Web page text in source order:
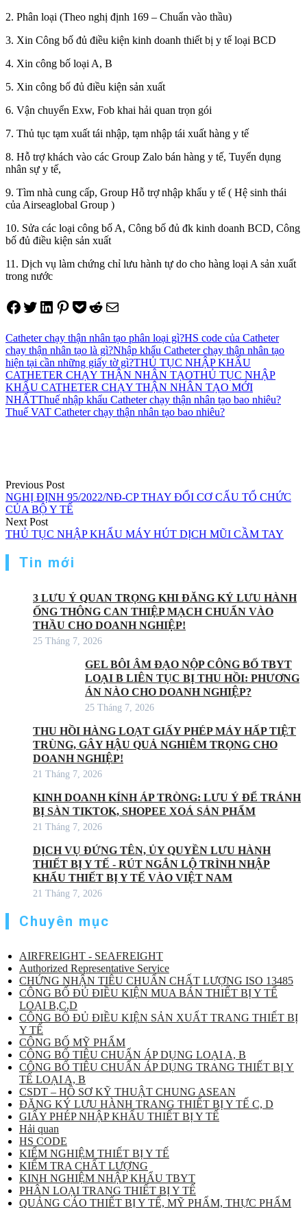
2. Phân loại (Theo nghị định 169 – Chuẩn vào thầu)
3. Xin Công bố đủ điều kiện kinh doanh thiết bị y tế loại BCD
4. Xin công bố loại A, B
5. Xin công bố đủ điều kiện sản xuất
6. Vận chuyển Exw, Fob khai hải quan trọn gói
7. Thủ tục tạm xuất tái nhập, tạm nhập tái xuất hàng y tế
8. Hỗ trợ khách vào các Group Zalo bán hàng y tế, Tuyển dụng
nhân sự y tế,
9. Tìm nhà cung cấp, Group Hỗ trợ nhập khẩu y tế ( Hệ sinh thái
của Airseaglobal Group )
10. Sửa các loại công bố A, Công bố đủ đk kinh doanh BCD, Công
bố đủ điều kiện sản xuất
11. Dịch vụ làm chứng chỉ lưu hành tự do cho hàng loại A sản xuất
trong nước
Share on Facebook
Tweet on Twitter
Share on LinkedIn
Pin on Pinterest
Save to pocket
Share on Reddit
Share via Email
Catheter chạy thận nhân tạo phân loại gì?HS code của Catheter
chạy thận nhân tạo là gì?Nhập khẩu Catheter chạy thận nhân tạo
hiện tại cần những giấy tờ gì?THỦ TỤC NHẬP KHẨU
CATHETER CHẠY THẬN NHÂN TẠOTHỦ TỤC NHẬP
KHẨU CATHETER CHẠY THẬN NHÂN TẠO MỚI
NHẤTThuế nhập khẩu Catheter chạy thận nhân tạo bao nhiêu?
Thuế VAT Catheter chạy thận nhân tạo bao nhiêu?
viết
Previous Post
NGHỊ ĐỊNH 95/2022/NĐ-CP THAY ĐỔI CƠ CẤU TỔ CHỨC
CỦA BỘ Y TẾ
Next Post
THỦ TỤC NHẬP KHẨU MÁY HÚT DỊCH MŨI CẦM TAY
Tin mới
3 LƯU Ý QUAN TRỌNG KHI ĐĂNG KÝ LƯU HÀNH
ỐNG THÔNG CAN THIỆP MẠCH CHUẨN VÀO
THẦU CHO DOANH NGHIỆP!
25 Tháng 7, 2026
GEL BÔI ÂM ĐẠO NỘP CÔNG BỐ TBYT
LOẠI B LIÊN TỤC BỊ THU HỒI: PHƯƠNG
ÁN NÀO CHO DOANH NGHIỆP?
25 Tháng 7, 2026
THU HỒI HÀNG LOẠT GIẤY PHÉP MÁY HẤP TIỆT
TRÙNG, GÂY HẬU QUẢ NGHIÊM TRỌNG CHO
DOANH NGHIỆP!
21 Tháng 7, 2026
KINH DOANH KÍNH ÁP TRÒNG: LƯU Ý ĐỂ TRÁNH
BỊ SÀN TIKTOK, SHOPEE XOÁ SẢN PHẨM
21 Tháng 7, 2026
DỊCH VỤ ĐỨNG TÊN, ỦY QUYỀN LƯU HÀNH
THIẾT BỊ Y TẾ - RÚT NGẮN LỘ TRÌNH NHẬP
KHẨU THIẾT BỊ Y TẾ VÀO VIỆT NAM
21 Tháng 7, 2026
Chuyên mục
AIRFREIGHT - SEAFREIGHT
Authorized Representative Service
CHỨNG NHẬN TIÊU CHUẨN CHẤT LƯỢNG ISO 13485
CÔNG BỐ ĐỦ ĐIỀU KIỆN MUA BÁN THIẾT BỊ Y TẾ
LOẠI B,C,D
CÔNG BỐ ĐỦ ĐIỀU KIỆN SẢN XUẤT TRANG THIẾT BỊ
Y TẾ
CÔNG BỐ MỸ PHẨM
CÔNG BỐ TIÊU CHUẨN ÁP DỤNG LOẠI A, B
CÔNG BỐ TIÊU CHUẨN ÁP DỤNG TRANG THIẾT BỊ Y
TẾ LOẠI A, B
CSDT – HỒ SƠ KỸ THUẬT CHUNG ASEAN
ĐĂNG KÝ LƯU HÀNH TRANG THIẾT BỊ Y TẾ C, D
GIẤY PHÉP NHẬP KHẨU THIẾT BỊ Y TẾ
Hải quan
HS CODE
KIỂM NGHIỆM THIẾT BỊ Y TẾ
KIỂM TRA CHẤT LƯỢNG
KINH NGHIỆM NHẬP KHẨU TBYT
PHÂN LOẠI TRANG THIẾT BỊ Y TẾ
QUẢNG CÁO THIẾT BỊ Y TẾ, MỸ PHẨM, THỰC PHẨM